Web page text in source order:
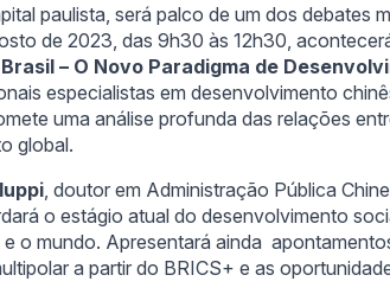
paulista, será palco de um dos debates
de 2023, das 9h30 às 12h30,
– O Novo Paradigma de
especialistas em desenvolvimento
uma análise profunda das relações
global.
, doutor em Administração Pública
o estágio atual do desenvolvimento
o mundo. Apresentará ainda
a partir do BRICS+ e as